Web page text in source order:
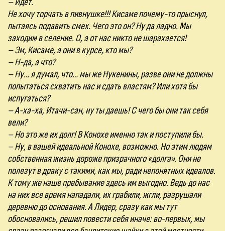
Не хочу торчать в пивнушке!!! Кисаме почему-то прыснул,
пытаясь подавить смех. Чего это он? Ну да ладно. Мы
заходим в селение. О, а от нас никто не шарахается!
– Эм, Кисаме, а они в курсе, кто мы?
– Н-да, а что?
– Ну… я думал, что… мы же Нукенины, разве они не должны
попытаться схватить нас и сдать властям? Или хотя бы
испугаться?
– А-ха-ха, Итачи-сан, ну ты даешь! С чего бы они так себя
вели?
– Но это же их долг! В Конохе именно так и поступили бы.
– Ну, в вашей идеальной Конохе, возможно. Но этим людям
собственная жизнь дороже призрачного «долга». Они не
полезут в драку с такими, как мы, ради непонятных идеалов.
К тому же наше пребывание здесь им выгодно. Ведь до нас
на них все время нападали, их грабили, жгли, разрушали
деревню до основания. А Лидер, сразу как мы тут
обосновались, решил повести себя иначе: во-первых, мы